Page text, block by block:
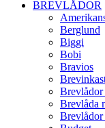
BREVLÅDOR
Berglund
Biggi
Bobi
Bravios
Brevlåda
Brevlådor